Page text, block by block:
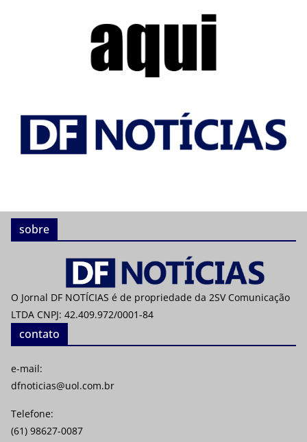
sobre
O Jornal DF NOTÍCIAS é de propriedade da 2SV Comunicação
LTDA CNPJ: 42.409.972/0001-84
contato
e-mail:
dfnoticias@uol.com.br
Telefone:
(61) 98627-0087